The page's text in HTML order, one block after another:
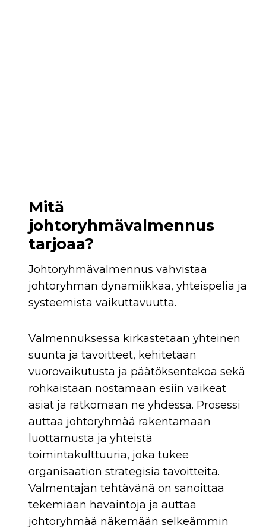
Mitä
johtoryhmävalmennus
tarjoaa?
Johtoryhmävalmennus vahvistaa
johtoryhmän dynamiikkaa, yhteispeliä ja
systeemistä vaikuttavuutta.
Valmennuksessa kirkastetaan yhteinen
suunta ja tavoitteet, kehitetään
vuorovaikutusta ja päätöksentekoa sekä
rohkaistaan nostamaan esiin vaikeat
asiat ja ratkomaan ne yhdessä. Prosessi
auttaa johtoryhmää rakentamaan
luottamusta ja yhteistä
toimintakulttuuria, joka tukee
organisaation strategisia tavoitteita.
Valmentajan tehtävänä on sanoittaa
tekemiään havaintoja ja auttaa
johtoryhmää näkemään selkeämmin